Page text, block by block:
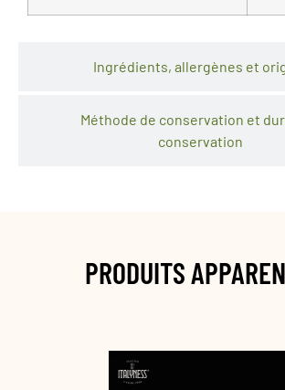
Ingrédients, allergènes et
Méthode de conservation et
conservation
PRODUITS